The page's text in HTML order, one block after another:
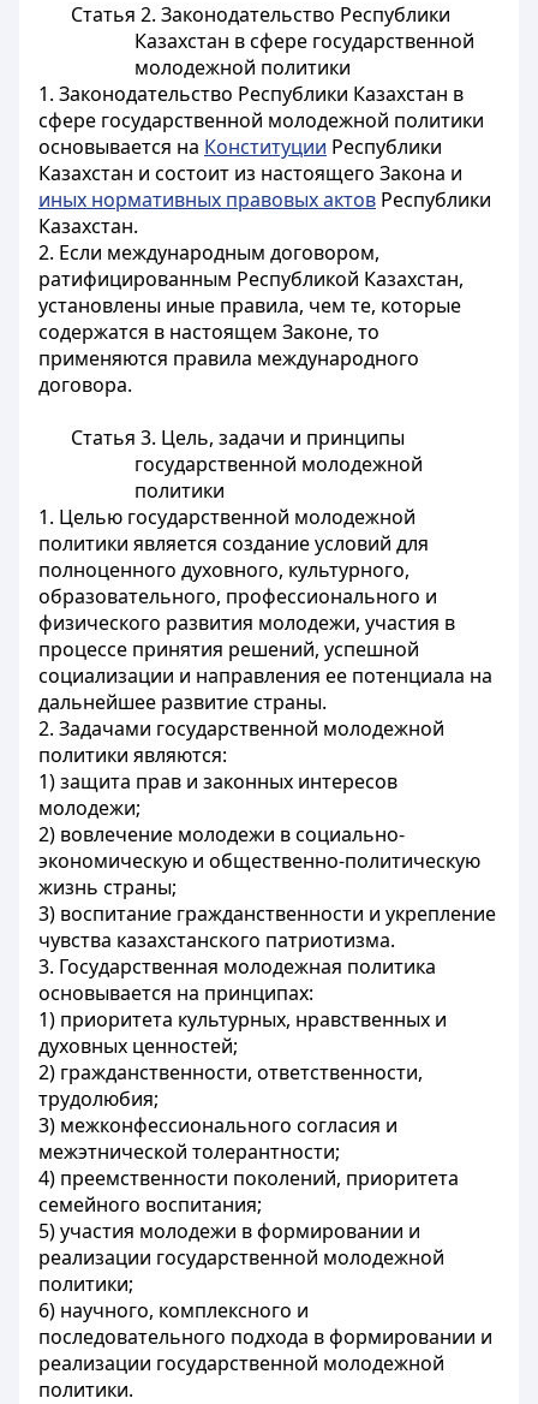
Статья 2. Законодательство Республики
Казахстан в сфере государственной
молодежной политики
1. Законодательство Республики Казахстан в
сфере государственной молодежной политики
основывается на Конституции Республики
Казахстан и состоит из настоящего Закона и
иных нормативных правовых актов Республики
Казахстан.
2. Если международным договором,
ратифицированным Республикой Казахстан,
установлены иные правила, чем те, которые
содержатся в настоящем Законе, то
применяются правила международного
договора.
Статья 3. Цель, задачи и принципы
государственной молодежной
политики
1. Целью государственной молодежной
политики является создание условий для
полноценного духовного, культурного,
образовательного, профессионального и
физического развития молодежи, участия в
процессе принятия решений, успешной
социализации и направления ее потенциала на
дальнейшее развитие страны.
2. Задачами государственной молодежной
политики являются:
1) защита прав и законных интересов
молодежи;
2) вовлечение молодежи в социально-
экономическую и общественно-политическую
жизнь страны;
3) воспитание гражданственности и укрепление
чувства казахстанского патриотизма.
3. Государственная молодежная политика
основывается на принципах:
1) приоритета культурных, нравственных и
духовных ценностей;
2) гражданственности, ответственности,
трудолюбия;
3) межконфессионального согласия и
межэтнической толерантности;
4) преемственности поколений, приоритета
семейного воспитания;
5) участия молодежи в формировании и
реализации государственной молодежной
политики;
6) научного, комплексного и
последовательного подхода в формировании и
реализации государственной молодежной
политики.